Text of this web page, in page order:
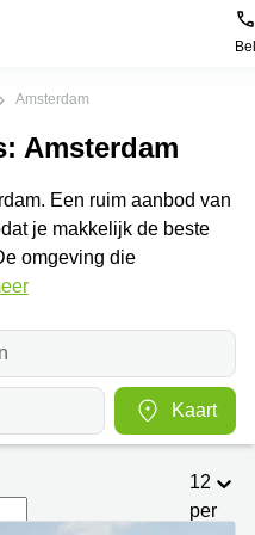
Bel
Amsterdam
: Amsterdam
Een ruim aanbod van
je makkelijk de beste
omgeving die
Kaart
12
per